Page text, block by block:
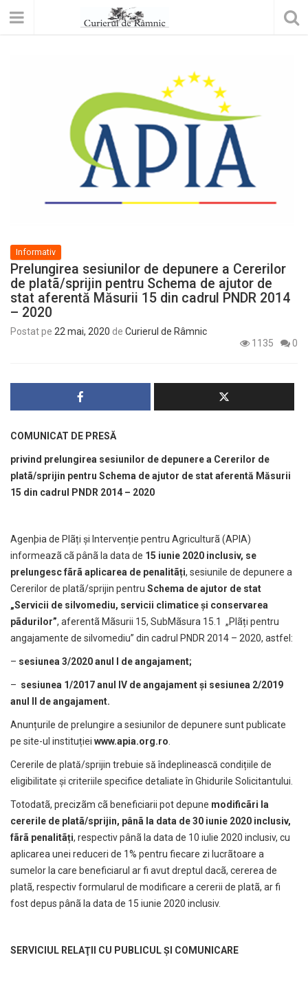
Informativ
Prelungirea sesiunilor de depunere a Cererilor
de platã/sprijin pentru Schema de ajutor de
stat aferentă Măsurii 15 din cadrul PNDR 2014
– 2020
Postat pe 22 mai, 2020 de Curierul de Râmnic
1135
0
COMUNICAT DE PRESĂ
privind prelungirea sesiunilor de depunere a Cererilor de
platã/sprijin pentru Schema de ajutor de stataferentă Măsurii
15 din cadrul PNDR 2014 – 2020
Agenþia de Plãți și Intervenție pentru Agriculturã (APIA)
informeazã cã pânã la data de 15 iunie 2020 inclusiv, se
prelungesc fãrã aplicarea de penalitãți, sesiunile de depunere a
Cererilor de platã/sprijin pentru Schema de ajutor de stat
„Servicii de silvomediu, servicii climatice și conservarea
pãdurilor”, aferentã Mãsurii 15, SubMãsura 15.1 „Plãți pentru
angajamente de silvomediu” din cadrul PNDR 2014 – 2020, astfel:
– sesiunea 3/2020 anul I de angajament;
– sesiunea 1/2017 anul IV de angajament și sesiunea 2/2019
anul II de angajament.
Anunțurile de prelungire a sesiunilor de depunere sunt publicate
pe site-ul instituției www.apia.org.ro
Cererile de plată/sprijin trebuie să îndeplinească condițiile de
eligibilitate și criteriile specifice detaliate în Ghidurile Solicitantului.
Totodatã, precizãm cã beneficiarii pot depune modificãri la
cererile de platã/sprijin, pânã la data de 30 iunie 2020 inclusiv,
fãrã penalitãți, respectiv pânã la data de 10 iulie 2020 inclusiv, cu
aplicarea unei reduceri de 1% pentru fiecare zi lucrãtoare a
sumelor la care beneficiarul ar fi avut dreptul dacã, cererea de
platã, respectiv formularul de modificare a cererii de platã, ar fi
fost depus pânã la data de 15 iunie 2020 inclusiv.
SERVICIUL RELAŢII CU PUBLICUL ŞI COMUNICARE